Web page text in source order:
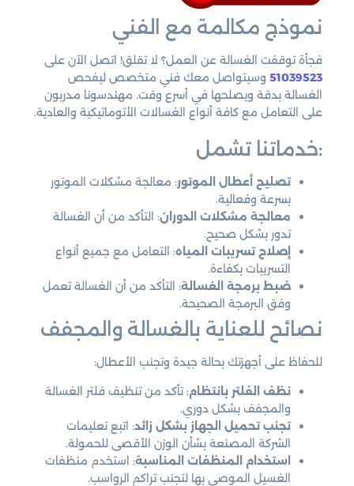
نموذج مكالمة مع الفني
فجأة توقفت الغسالة عن العمل؟ لا تقلق! اتصل الآن على
51039523 وسيتواصل معك فني متخصص ليفحص
الغسالة بدقة ويصلحها في أسرع وقت. مهندسونا مدربون
على التعامل مع كافة أنواع الغسالات الأتوماتيكية والعادية.
:خدماتنا تشمل
تصليح أعطال الموتور: معالجة مشكلات الموتور
بسرعة وفعالية.
معالجة مشكلات الدوران: التأكد من أن الغسالة
تدور بشكل صحيح.
إصلاح تسريبات المياه: التعامل مع جميع أنواع
التسريبات بكفاءة.
ضبط برمجة الغسالة: التأكد من أن الغسالة تعمل
وفق البرمجة الصحيحة.
نصائح للعناية بالغسالة والمجفف
للحفاظ على أجهزتك بحالة جيدة وتجنب الأعطال:
نظف الفلتر بانتظام: تأكد من تنظيف فلتر الغسالة
والمجفف بشكل دوري.
تجنب تحميل الجهاز بشكل زائد: اتبع تعليمات
الشركة المصنعة بشأن الوزن الأقصى للحمولة.
استخدام المنظفات المناسبة: استخدم منظفات
الغسيل الموصى بها لتجنب تراكم الرواسب.